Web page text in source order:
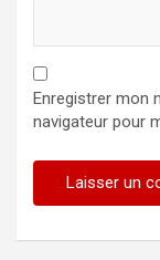
Enregistrer mon
navigateur pour